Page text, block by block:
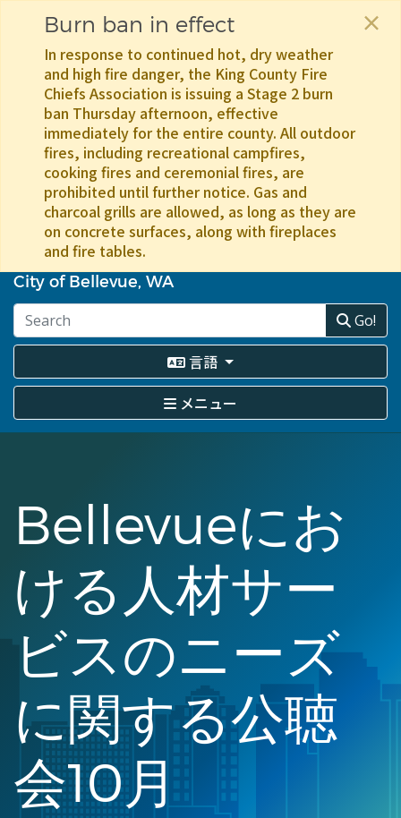
イ
ン
ン
ン
に
移
Burn ban in effect
In response to continued hot, dry weather
and high fire danger, the King County Fire
Chiefs Association is issuing a Stage 2 burn
ban Thursday afternoon, effective
immediately for the entire county. All outdoor
fires, including recreational campfires,
cooking fires and ceremonial fires, are
prohibited until further notice. Gas and
charcoal grills are allowed, as long as they are
on concrete surfaces, along with fireplaces
and fire tables.
×
City of Bellevue, WA
Go!
言語
メニュー
Bellevueにお
ける人材サー
ビスのニーズ
に関する公聴
会10月